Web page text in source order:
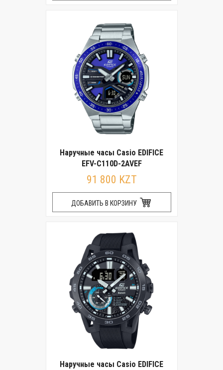
Наручные часы Casio EDIFICE
EFV-C110D-2AVEF
91 800 KZT
ДОБАВИТЬ В КОРЗИНУ
Наручные часы Casio EDIFICE